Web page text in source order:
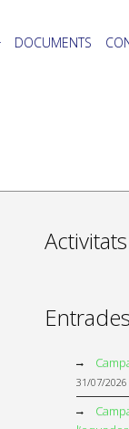
DOCUMENTS
31/07/2026